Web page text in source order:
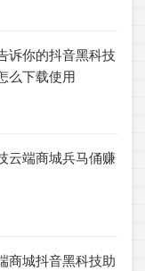
诉你的抖音黑科技
么下载使用
云端商城兵马俑赚
商城抖音黑科技助